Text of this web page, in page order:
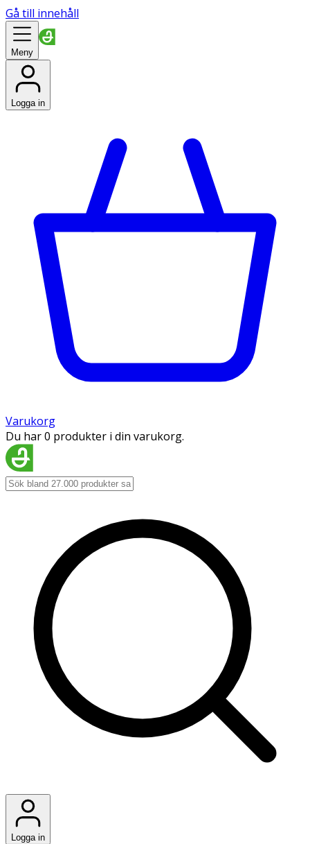
Gå till innehåll
Meny
Logga in
Varukorg
Du har 0 produkter i din varukorg.
Logga in